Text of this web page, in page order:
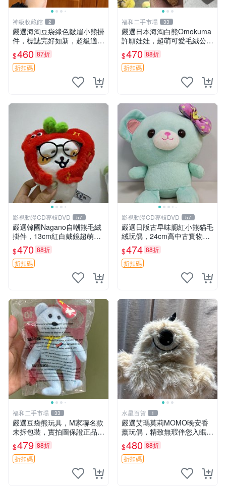
神級收藏館 2
嚴選海淘豆袋綠色皺眉小熊掛
件，標誌完好如新，超級適合
衣櫃主角。60包主頁推薦，
不滿意補差價。 皺眉小熊 掛
件 衣服款
$460 87折
折扣碼
福和二手市場 33
嚴選日本海淘白熊Omokuma
許願娃娃，超萌可愛毛絨公仔
推薦收藏 白熊 Omokuma 毛
絨玩具 偽裝娃娃 玩具擺飾
$470 88折
折扣碼
影視動漫CD專輯DVD 57
嚴選韓國Nagano自嘲熊毛絨
掛件，13cm紅白戴鏡超萌娃
娃，毛絨柔軟，便於包包鑰匙
掛置，亦適合送人收藏 自嘲
熊 紅白配色 毛絨掛飾
$470 88折
折扣碼
影視動漫CD專輯DVD 57
嚴選日版古早味腮紅小熊貓毛
絨玩偶，24cm高中古實物如
圖 古早腮紅、小熊貓玩偶、
中古玩偶
$474 88折
折扣碼
福和二手市場 33
嚴選豆袋熊玩具，M家聯名款
未拆包裝，實拍圖保證正品
豆袋玩具 嚴選 M家 豆袋熊
$479 88折
折扣碼
水星百貨 1
嚴選艾瑪莫莉MOMO晚安香
薰玩偶，精致無瑕伴您入眠
晚安精靈 香薰玩具 玩偶收藏
$480 88折
折扣碼